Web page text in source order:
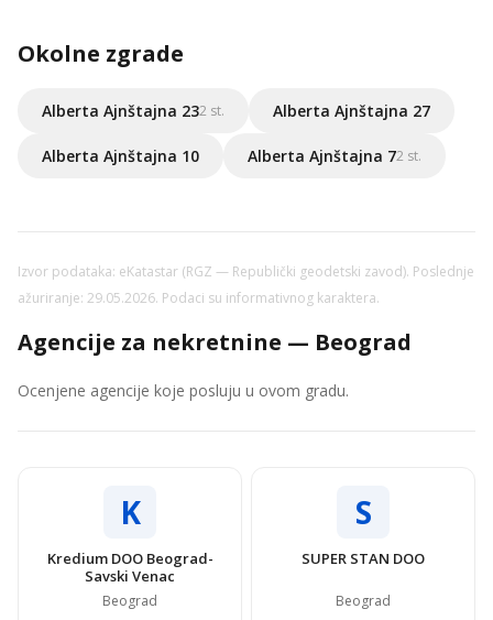
Okolne zgrade
Alberta Ajnštajna 232 st. Alberta Ajnštajna 27
Alberta Ajnštajna 10 Alberta Ajnštajna 72 st.
Izvor podataka: eKatastar (RGZ — Republički geodetski zavod). Poslednje
ažuriranje: 29.05.2026. Podaci su informativnog karaktera.
Agencije za nekretnine — Beograd
Ocenjene agencije koje posluju u ovom gradu.
K
Kredium DOO Beograd-
Savski Venac
Beograd
S
SUPER STAN DOO
Beograd